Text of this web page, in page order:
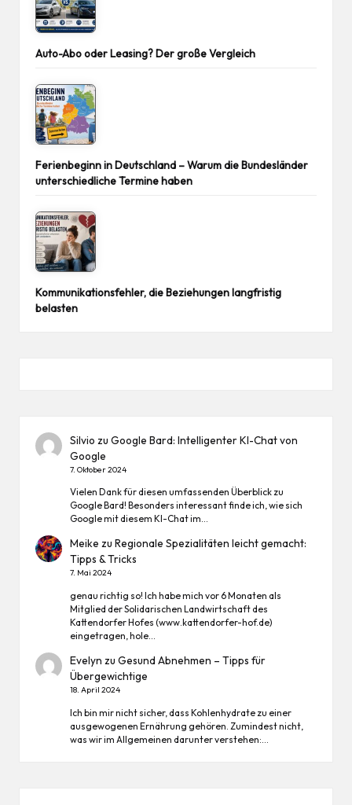
Auto-Abo oder Leasing? Der große Vergleich
Ferienbeginn in Deutschland – Warum die Bundesländer
unterschiedliche Termine haben
Kommunikationsfehler, die Beziehungen langfristig
belasten
Silvio zuGoogle Bard: Intelligenter KI-Chat von
Google
7. Oktober 2024
Vielen Dank für diesen umfassenden Überblick zu
Google Bard! Besonders interessant finde ich, wie sich
Google mit diesem KI-Chat im…
Meike zuRegionale Spezialitäten leicht gemacht:
Tipps & Tricks
7. Mai 2024
genau richtig so! Ich habe mich vor 6 Monaten als
Mitglied der Solidarischen Landwirtschaft des
Kattendorfer Hofes (www.kattendorfer-hof.de)
eingetragen, hole…
Evelyn zuGesund Abnehmen – Tipps für
Übergewichtige
18. April 2024
Ich bin mir nicht sicher, dass Kohlenhydrate zu einer
ausgewogenen Ernährung gehören. Zumindest nicht,
was wir im Allgemeinen darunter verstehen:…